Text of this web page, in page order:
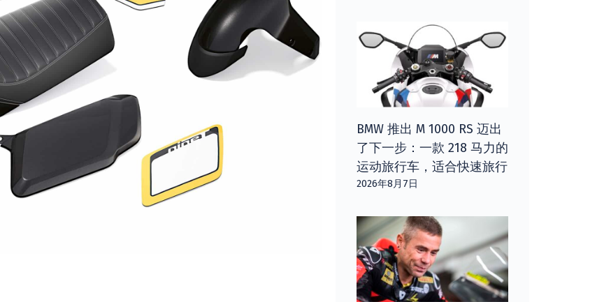
BMW 推出 M 1000 RS 迈出
了下一步：一款 218 马力的
运动旅行车，适合快速旅行
2026年8月7日